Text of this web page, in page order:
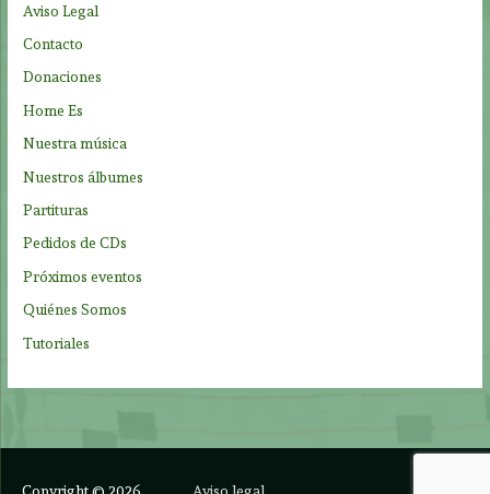
:
Aviso Legal
Contacto
Donaciones
Home Es
Nuestra música
Nuestros álbumes
Partituras
Pedidos de CDs
Próximos eventos
Quiénes Somos
Tutoriales